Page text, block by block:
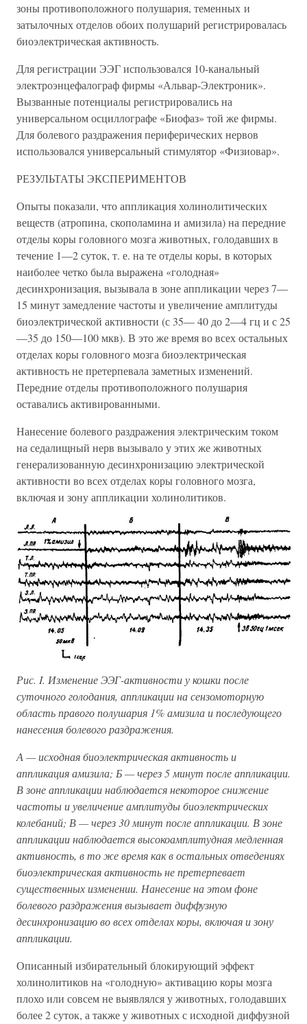
зоны противоположного полушария, теменных и
затылочных отделов обоих полушарий регистрировалась
биоэлектрическая активность.
Для регистрации ЭЭГ использовался 10-канальный
электроэнцефалограф фирмы «Альвар-Электроник».
Вызванные потенциалы регистрировались на
универсальном осциллографе «Биофаз» той же фирмы.
Для болевого раздражения периферических нервов
использовался универсальный стимулятор «Физиовар».
РЕЗУЛЬТАТЫ ЭКСПЕРИМЕНТОВ
Опыты показали, что аппликация холинолитических
веществ (атропина, скополамина и амизила) на передние
отделы коры головного мозга животных, голодавших в
течение 1—2 суток, т. е. на те отделы коры, в которых
наиболее четко была выражена «голодная»
десинхронизация, вызывала в зоне аппликации через 7—
15 минут замедление частоты и увеличение амплитуды
биоэлектрической активности (с 35— 40 до 2—4 гц и с 25
—35 до 150—100 мкв). В это же время во всех остальных
отделах коры головного мозга биоэлектрическая
активность не претерпевала заметных изменений.
Передние отделы противоположного полушария
оставались активированными.
Нанесение болевого раздражения электрическим током
на седалищный нерв вызывало у этих же животных
генерализованную десинхронизацию электрической
активности во всех отделах коры головного мозга,
включая и зону аппликации холинолитиков.
Рис. I. Изменение ЭЭГ-активности у кошки после
суточного голодания, аппликации на сензомоторную
область правого полушария 1% амизила и последующего
нанесения болевого раздражения.
А — исходная биоэлектрическая активность и
аппликация амизила; Б — через 5 минут после аппликации.
В зоне аппликации наблюдается некоторое снижение
частоты и увеличение амплитуды биоэлектрических
колебаний; В — через 30 минут после аппликации. В зоне
аппликации наблюдается высокоамплитудная медленная
активность, в то же время как в остальных отведениях
биоэлектрическая активность не претерпевает
существенных изменении. Нанесение на этом фоне
болевого раздражения вызывает диффузную
десинхронизацию во всех отделах коры, включая и зону
аппликации.
Описанный избирательный блокирующий эффект
холинолитиков на «голодную» активацию коры мозга
плохо или совсем не выявлялся у животных, голодавших
более 2 суток, а также у животных с исходной диффузной